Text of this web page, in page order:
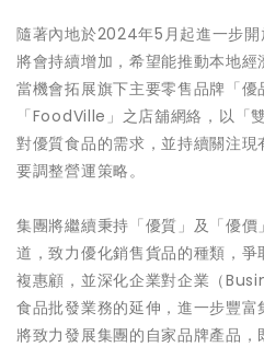
隨著內地於2024年5月起進一步
將會持續增加，希望能推動本地
當機會拓展旗下主要零售品牌「
「FoodVille」之店舖網絡，以「
對優質食品的需求，並持續關注
要調整營運策略。
集團將繼續秉持「優質」及「優
道，致力優化銷售貨品的種類，
複惠顧，並深化企業對企業（
食品批發業務的延伸，進一步豐
將致力發展集團的自家品牌產品